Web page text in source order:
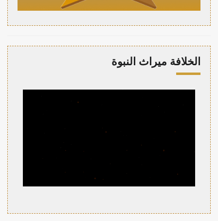
الخلافة ميراث النبوة